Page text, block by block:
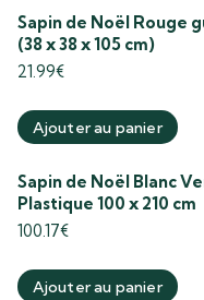
Sapin de Noël Rouge
(38 x 38 x 105 cm)
21.99€
Ajouter au panier
Sapin de Noël Blanc
Plastique 100 x 210 cm
100.17€
Ajouter au panier